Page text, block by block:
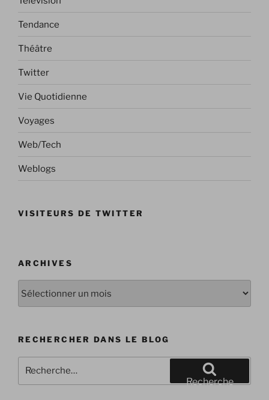
Tendance
Théâtre
Twitter
Vie Quotidienne
Voyages
Web/Tech
Weblogs
VISITEURS DE TWITTER
ARCHIVES
RECHERCHER DANS LE BLOG
Recherche